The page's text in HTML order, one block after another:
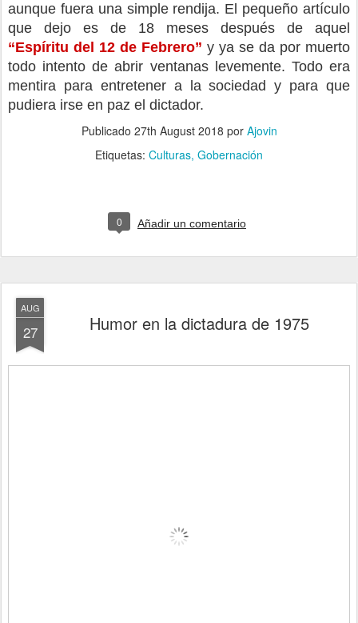
aunque fuera una simple rendija. El pequeño artículo
“Espíritu del 12 de Febrero” y ya se da por muerto
todo intento de abrir ventanas levemente. Todo era
mentira para entretener a la sociedad y para que
pudiera irse en paz el dictador.
Publicado 27th August 2018 por Ajovin
Etiquetas: Culturas Gobernación
0 Añadir un comentario
AUG
27 Humor en la dictadura de 1975